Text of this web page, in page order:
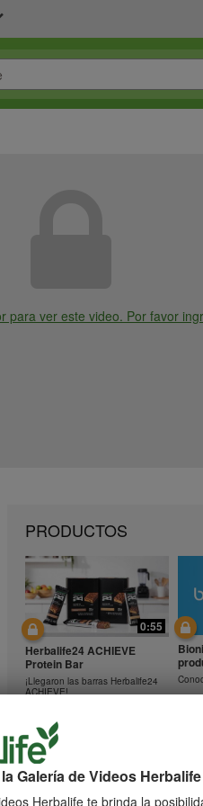
Galería de Videos Herbalife
Herbalife te brinda la
para ver este video. Por favor
PRODUCTOS
0:55
Herbalife24 ACHIEVE
Protein Bar
¡Llegaron las barras Herbalife24
ACHIEVE!
0:41
Preguntas frecuentes sobre